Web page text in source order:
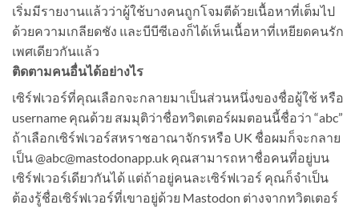
เริ่มมีรายงานแล้วว่าผู้ใช้บางคนถูกโจมตีด้วยเนื้อหาที่เต็มไป
ด้วยความเกลียดชัง และบีบีซีเองก็ได้เห็นเนื้อหาที่เหยียดคนรัก
เพศเดียวกันแล้ว
ติดตามคนอื่นได้อย่างไร
เซิร์ฟเวอร์ที่คุณเลือกจะกลายมาเป็นส่วนหนึ่งของชื่อผู้ใช้ หรือ
username คุณด้วย สมมุติว่าชื่อทวิตเตอร์ผมตอนนี้ชื่อว่า “abc”
ถ้าเลือกเซิร์ฟเวอร์สหราชอาณาจักรหรือ UK ชื่อผมก็จะกลาย
เป็น @abc@mastodonapp.uk คุณสามารถหาชื่อคนที่อยู่บน
เซิร์ฟเวอร์เดียวกันได้ แต่ถ้าอยู่คนละเซิร์ฟเวอร์ คุณก็จำเป็น
ต้องรู้ชื่อเซิร์ฟเวอร์ที่เขาอยู่ด้วย Mastodon ต่างจากทวิตเตอร์